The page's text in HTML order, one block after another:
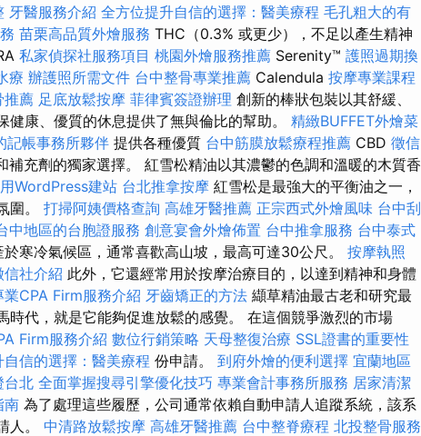
牙醫服務介紹 全方位提升自信的選擇：醫美療程 毛孔粗大的有
苗栗高品質外燴服務 THC（0.3% 或更少），不足以產生精神
私家偵探社服務項目 桃園外燴服務推薦 Serenity™ 護照過期換
療 辦護照所需文件 台中整骨專業推薦 Calendula 按摩專業課程
推薦 足底放鬆按摩 菲律賓簽證辦理 創新的棒狀包裝以其舒緩、
康、優質的休息提供了無與倫比的幫助。 精緻BUFFET外燴菜
記帳事務所夥伴 提供各種優質 台中筋膜放鬆療程推薦 CBD 徵信
補充劑的獨家選擇。 紅雪松精油以其濃鬱的色調和溫暖的木質香
WordPress建站 台北推拿按摩 紅雪松是最強大的平衡油之一，
圍。 打掃阿姨價格查詢 高雄牙醫推薦 正宗西式外燴風味 台中刮
中地區的台胞證服務 創意宴會外燴佈置 台中推拿服務 台中泰式
寒冷氣候區，通常喜歡高山坡，最高可達30公尺。 按摩執照
信社介紹 此外，它還經常用於按摩治療目的，以達到精神和身體
業CPA Firm服務介紹 牙齒矯正的方法 纈草精油最古老和研究最
時代，就是它能夠促進放鬆的感覺。 在這個競爭激烈的市場
Firm服務介紹 數位行銷策略 天母整復治療 SSL證書的重要性
信的選擇：醫美療程 份申請。 到府外燴的便利選擇 宜蘭地區
台北 全面掌握搜尋引擎優化技巧 專業會計事務所服務 居家清潔
南 為了處理這些履歷，公司通常依賴自動申請人追蹤系統，該系
人。 中清路放鬆按摩 高雄牙醫推薦 台中整脊療程 北投整骨服務